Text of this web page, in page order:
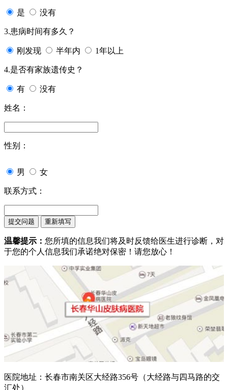
是 没有
3.患病时间有多久？
刚发现 半年内 1年以上
4.是否有家族遗传史？
有 没有
姓名：
性别：
男 女
联系方式：
温馨提示： 您所填的信息我们将及时反馈给医生进行诊断，对
于您的个人信息我们承诺绝对保密！请您放心！
医院地址：长春市南关区大经路356号（大经路与四马路的交
汇处）